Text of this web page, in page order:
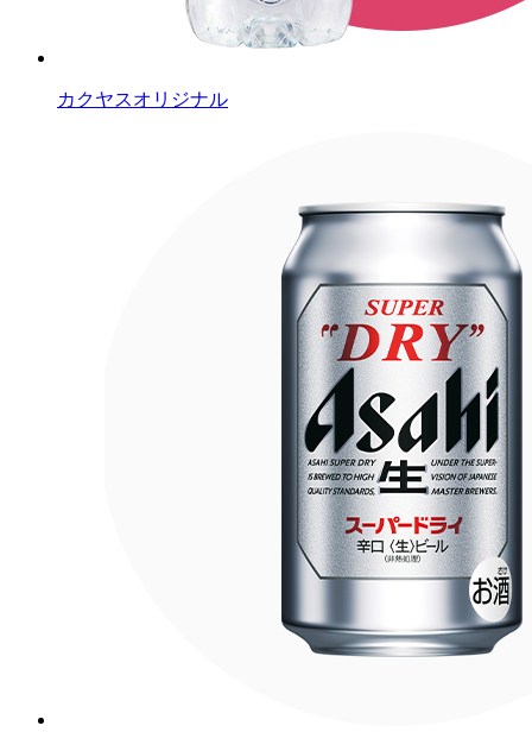
カクヤスオリジナル